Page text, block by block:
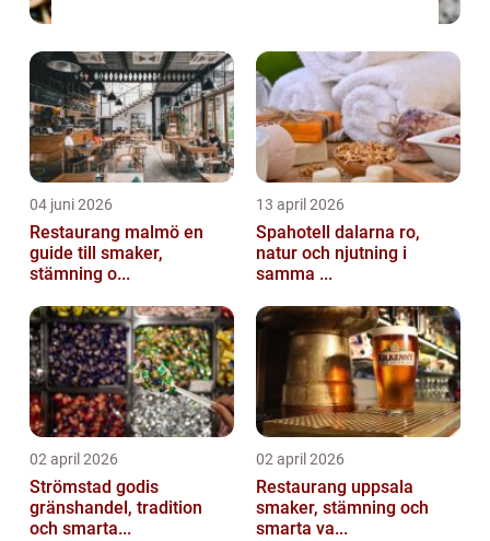
04 juni 2026
Restaurang malmö en
guide till smaker,
stämning o...
13 april 2026
Spahotell dalarna ro,
natur och njutning i
samma ...
02 april 2026
Strömstad godis
gränshandel, tradition
och smarta...
02 april 2026
Restaurang uppsala
smaker, stämning och
smarta va...